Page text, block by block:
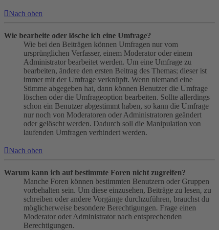
Nach oben
Wie bearbeite oder lösche ich eine Umfrage?
Wie bei den Beiträgen können Umfragen nur vom
ursprünglichen Verfasser, einem Moderator oder einem
Administrator bearbeitet werden. Um eine Umfrage zu
bearbeiten, ändere den ersten Beitrag des Themas; dieser ist
immer mit der Umfrage verknüpft. Wenn niemand eine
Stimme abgegeben hat, dann können Benutzer die Umfrage
löschen oder die Umfrageoption bearbeiten. Sollte allerdings
schon ein Benutzer abgestimmt haben, so kann die Umfrage
nur noch von Moderatoren oder Administratoren geändert
oder gelöscht werden. Dadurch soll die Manipulation von
laufenden Umfragen verhindert werden.
Nach oben
Warum kann ich auf bestimmte Foren nicht zugreifen?
Manche Foren können bestimmten Benutzern oder Gruppen
vorbehalten sein. Um diese einzusehen, Beiträge zu lesen, zu
schreiben oder andere Vorgänge durchzuführen, brauchst du
möglicherweise besondere Berechtigungen. Frage einen
Moderator oder Administrator nach entsprechenden
Berechtigungen.